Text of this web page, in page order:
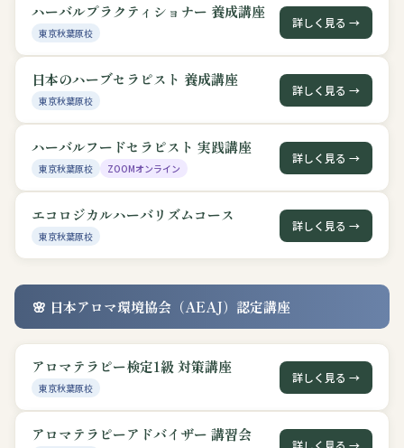
ハーバルプラクティショナー 養成講座
東京秋葉原校
詳しく見る →
日本のハーブセラピスト 養成講座
東京秋葉原校
詳しく見る →
ハーバルフードセラピスト 実践講座
東京秋葉原校 ZOOMオンライン
詳しく見る →
エコロジカルハーバリズムコース
東京秋葉原校
詳しく見る →
🌸 日本アロマ環境協会（AEAJ）認定講座
アロマテラピー検定1級 対策講座
東京秋葉原校
詳しく見る →
アロマテラピーアドバイザー 講習会
詳しく見る →